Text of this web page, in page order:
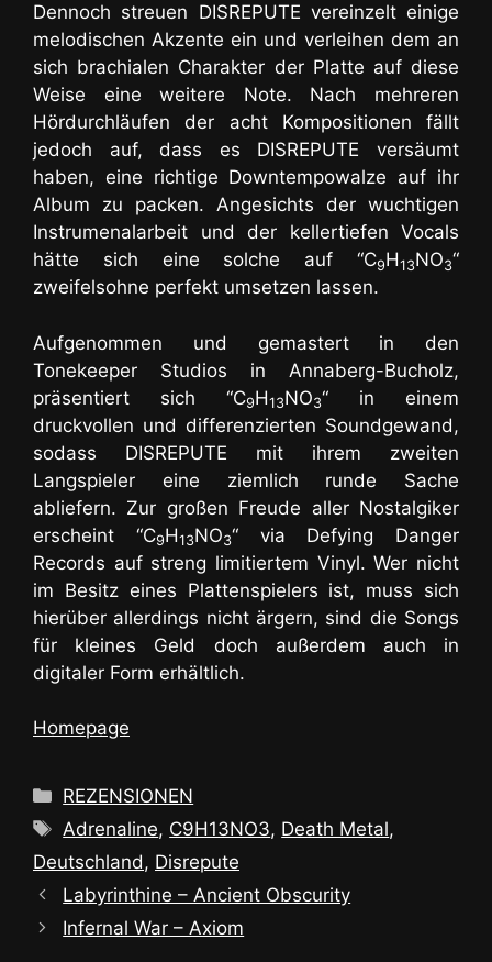
Dennoch streuen DISREPUTE vereinzelt einige
melodischen Akzente ein und verleihen dem an
sich brachialen Charakter der Platte auf diese
Weise eine weitere Note. Nach mehreren
Hördurchläufen der acht Kompositionen fällt
jedoch auf, dass es DISREPUTE versäumt
haben, eine richtige Downtempowalze auf ihr
Album zu packen. Angesichts der wuchtigen
Instrumenalarbeit und der kellertiefen Vocals
hätte sich eine solche auf “C9H13NO3“
zweifelsohne perfekt umsetzen lassen.
Aufgenommen und gemastert in den
Tonekeeper Studios in Annaberg-Bucholz,
präsentiert sich “C9H13NO3“ in einem
druckvollen und differenzierten Soundgewand,
sodass DISREPUTE mit ihrem zweiten
Langspieler eine ziemlich runde Sache
abliefern. Zur großen Freude aller Nostalgiker
erscheint “C9H13NO3“ via Defying Danger
Records auf streng limitiertem Vinyl. Wer nicht
im Besitz eines Plattenspielers ist, muss sich
hierüber allerdings nicht ärgern, sind die Songs
für kleines Geld doch außerdem auch in
digitaler Form erhältlich.
Homepage
Kategorien
REZENSIONEN
Schlagwörter
Adrenaline, C9H13NO3, Death Metal,
Deutschland, Disrepute
Labyrinthine – Ancient Obscurity
Infernal War – Axiom